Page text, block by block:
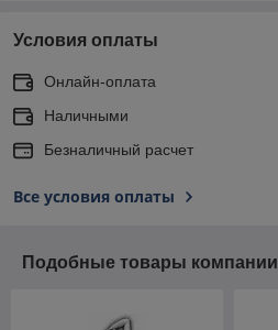
Условия оплаты
Онлайн-оплата
Наличными
Безналичный расчет
Все условия оплаты
Подобные товары компании